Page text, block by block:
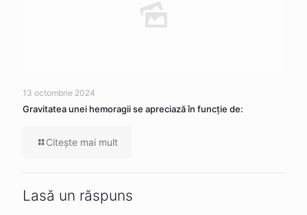
13 octombrie 2024
Gravitatea unei hemoragii se apreciază în funcție de:
Citeşte mai mult
Lasă un răspuns